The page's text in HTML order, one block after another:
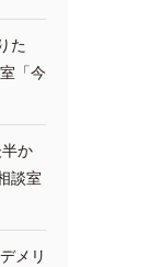
た
「今
か
談室
メリ